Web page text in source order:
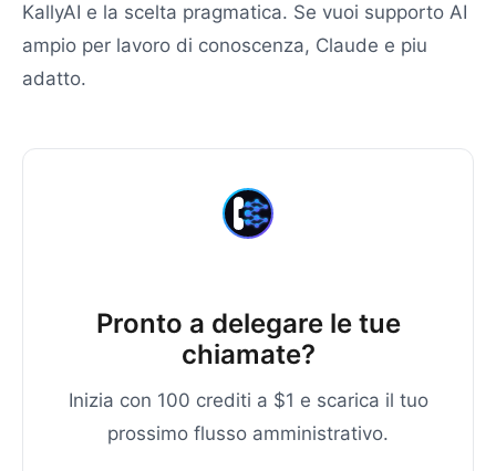
KallyAI e la scelta pragmatica. Se vuoi supporto AI
ampio per lavoro di conoscenza, Claude e piu
adatto.
Pronto a delegare le tue
chiamate?
Inizia con 100 crediti a $1 e scarica il tuo
prossimo flusso amministrativo.